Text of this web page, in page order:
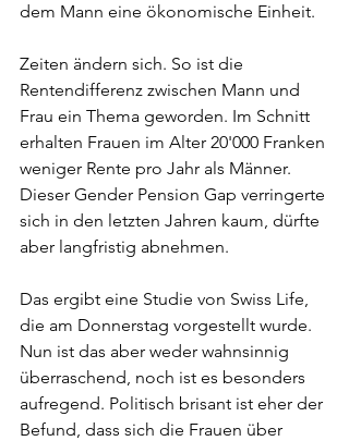
dem Mann eine ökonomische Einheit.
Zeiten ändern sich. So ist die
Rentendifferenz zwischen Mann und
Frau ein Thema geworden. Im Schnitt
erhalten Frauen im Alter 20'000 Franken
weniger Rente pro Jahr als Männer.
Dieser Gender Pension Gap verringerte
sich in den letzten Jahren kaum, dürfte
aber langfristig abnehmen.
Das ergibt eine Studie von Swiss Life,
die am Donnerstag vorgestellt wurde.
Nun ist das aber weder wahnsinnig
überraschend, noch ist es besonders
aufregend. Politisch brisant ist eher der
Befund, dass sich die Frauen über